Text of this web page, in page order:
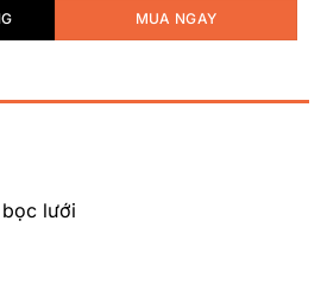
MUA NGAY
bọc lưới